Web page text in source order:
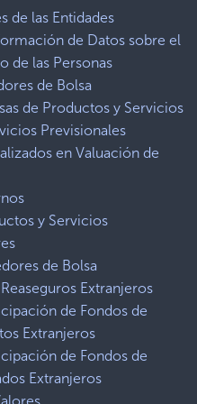
de las Entidades
de Datos sobre el
de las Personas
de Bolsa
de Productos y Servicios
Previsionales
en Valuación de
y Servicios
de Bolsa
Extranjeros
de Fondos de
Extranjeros
de Fondos de
Extranjeros